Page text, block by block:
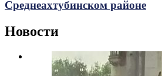
Среднеахтубинском районе
Новости